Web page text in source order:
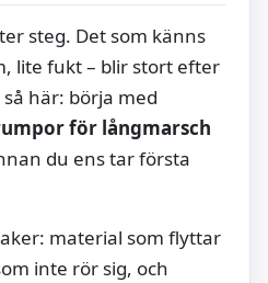
steg. Det som känns
lite fukt – blir stort efter
här: börja med
för långmarsch
du ens tar första
material som flyttar
inte rör sig, och